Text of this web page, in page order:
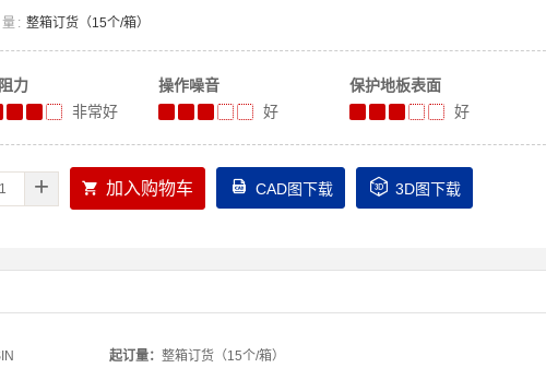
整箱订货（15个/箱）
力
非常好
操作噪音
好
保护地板表面
好
+  加入购物车  CAD图下载  3D图下载
起订量： 整箱订货（15个/箱）